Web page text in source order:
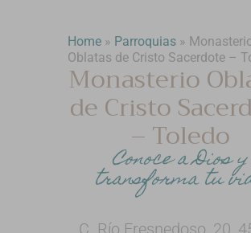
Home » Parroquias »
Oblatas de Cristo Sacerdote –
Monasterio
de Cristo
– Toledo
Conoce a Dios y
transforma tu
C. Río Fresnedoso, 20,